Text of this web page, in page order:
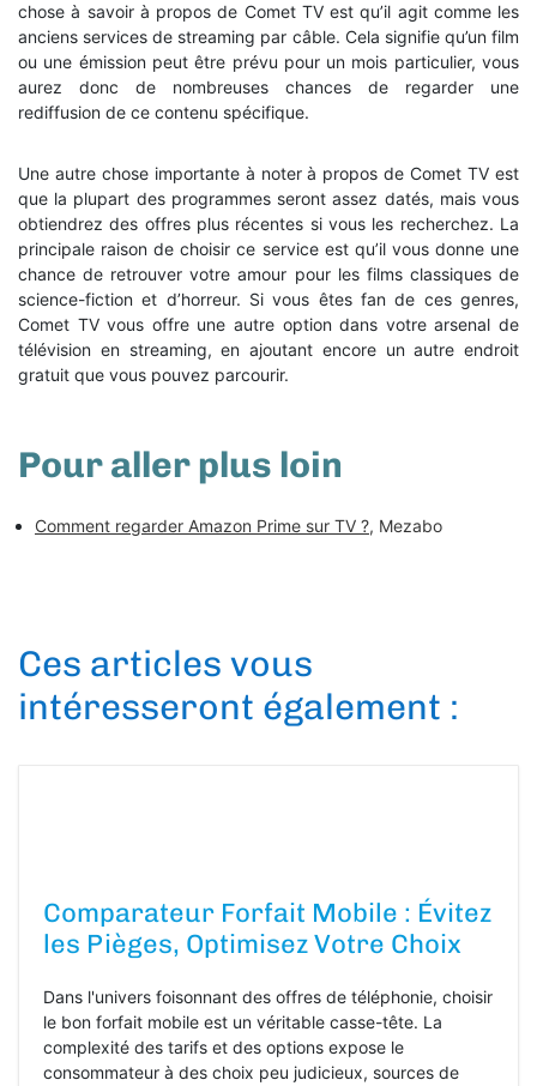
chose à savoir à propos de Comet TV est qu’il agit comme les
anciens services de streaming par câble. Cela signifie qu’un film
ou une émission peut être prévu pour un mois particulier, vous
aurez donc de nombreuses chances de regarder une
rediffusion de ce contenu spécifique.
Une autre chose importante à noter à propos de Comet TV est
que la plupart des programmes seront assez datés, mais vous
obtiendrez des offres plus récentes si vous les recherchez. La
principale raison de choisir ce service est qu’il vous donne une
chance de retrouver votre amour pour les films classiques de
science-fiction et d’horreur. Si vous êtes fan de ces genres,
Comet TV vous offre une autre option dans votre arsenal de
télévision en streaming, en ajoutant encore un autre endroit
gratuit que vous pouvez parcourir.
Pour aller plus loin
Comment regarder Amazon Prime sur TV ?, Mezabo
Ces articles vous
intéresseront également :
Comparateur Forfait Mobile : Évitez
les Pièges, Optimisez Votre Choix
Dans l'univers foisonnant des offres de téléphonie, choisir
le bon forfait mobile est un véritable casse-tête. La
complexité des tarifs et des options expose le
consommateur à des choix peu judicieux, sources de